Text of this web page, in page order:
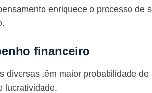
enriquece o processo de
financeiro
diversas têm maior probabilidade de
lucratividade.